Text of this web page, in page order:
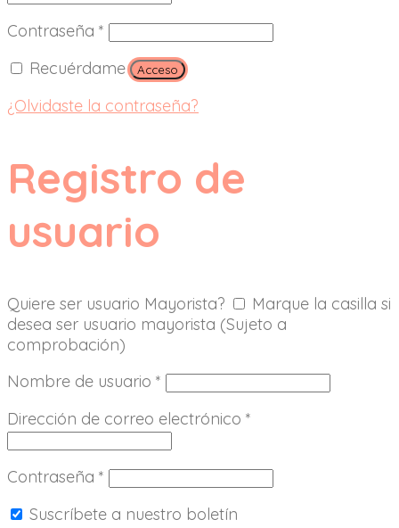
Contraseña *
Recuérdame
Acceso
¿Olvidaste la contraseña?
Registro de
usuario
Quiere ser usuario Mayorista?
Marque la casilla si
desea ser usuario mayorista (Sujeto a
comprobación)
Nombre de usuario *
Dirección de correo electrónico *
Contraseña *
Suscríbete a nuestro boletín